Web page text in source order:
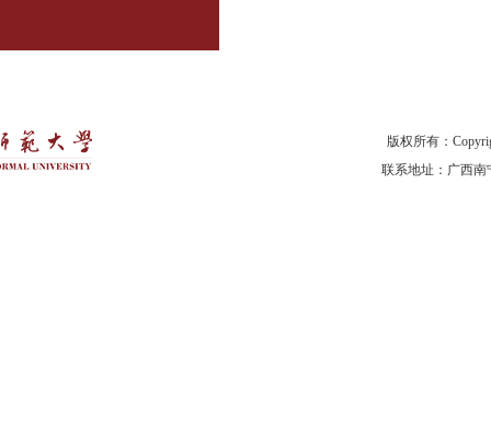
版权所有：
联系地址：广西南